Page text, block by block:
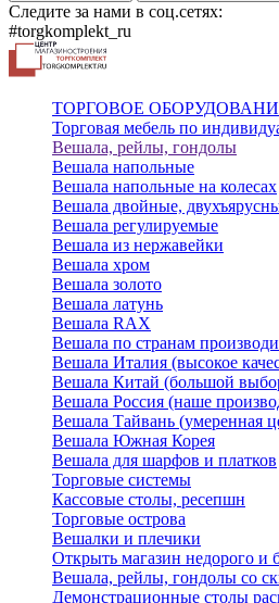
Следите за нами в соц.сетях:
#torgkomplekt_ru
ТОРГОВОЕ
Торговая мебель по
Вешала, рейлы, гондолы
Вешала напольные
Вешала напольные на колесах
Вешала двойные,
Вешала регулируемые
Вешала из нержавейки
Вешала хром
Вешала золото
Вешала латунь
Вешала RAX
Вешала по странам
Вешала Италия (высокое
Вешала Китай (большой
Вешала Россия (наше
Вешала Тайвань (умеренная
Вешала Южная Корея
Вешала для шарфов и платков
Торговые системы
Кассовые столы, ресепшн
Торговые острова
Вешалки и плечики
Открыть магазин недорого и
Вешала, рейлы, гондолы со
Демонстрационные столы